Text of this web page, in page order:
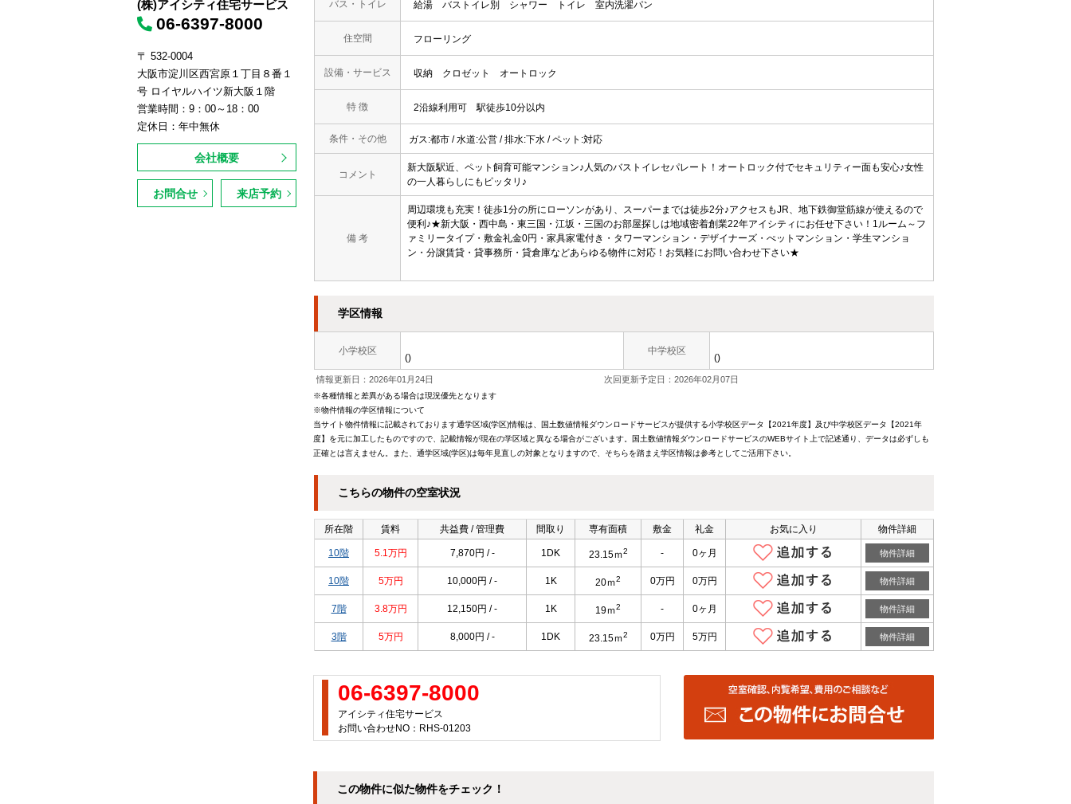
バス・トイレ 給湯 バストイレ別 シャワー トイレ 室内洗濯パン
住空間 フローリング
設備・サービス 収納 クロゼット オートロック
特 徴 2沿線利用可 駅徒歩10分以内
条件・その他 ガス:都市 / 水道:公営 / 排水:下水 / ペット:対応
コメント
新大阪駅近、ペット飼育可能マンション♪人気のバストイレセパレート！オートロック付でセキュリティー面も安心♪女性
の一人暮らしにもピッタリ♪
備 考
周辺環境も充実！徒歩1分の所にローソンがあり、スーパーまでは徒歩2分♪アクセスもJR、地下鉄御堂筋線が使えるので
便利♪★新大阪・西中島・東三国・江坂・三国のお部屋探しは地域密着創業22年アイシティにお任せ下さい！1ルーム～フ
ァミリータイプ・敷金礼金0円・家具家電付き・タワーマンション・デザイナーズ・ぺットマンション・学生マンショ
ン・分譲賃貸・貸事務所・貸倉庫などあらゆる物件に対応！お気軽にお問い合わせ下さい★
学区情報
小学校区
()
中学校区
()
情報更新日：2026年01月24日 次回更新予定日：2026年02月07日
※各種情報と差異がある場合は現況優先となります
※物件情報の学区情報について
当サイト物件情報に記載されております通学区域(学区)情報は、国土数値情報ダウンロードサービスが提供する小学校区データ【2021年度】及び中学校区データ【2021年
度】を元に加工したものですので、記載情報が現在の学区域と異なる場合がございます。国土数値情報ダウンロードサービスのWEBサイト上で記述通り、データは必ずしも
正確とは言えません。また、通学区域(学区)は毎年見直しの対象となりますので、そちらを踏まえ学区情報は参考としてご活用下さい。
こちらの物件の空室状況
所在階 賃料 共益費 / 管理費 間取り 専有面積 敷金 礼金 お気に入り 物件詳細
10階 5.1万円 7,870円 / - 1DK 23.15ｍ2 - 0ヶ月 物件詳細
10階 5万円 10,000円 / - 1K 20ｍ2 0万円 0万円 物件詳細
7階 3.8万円 12,150円 / - 1K 19ｍ2 - 0ヶ月 物件詳細
3階 5万円 8,000円 / - 1DK 23.15ｍ2 0万円 5万円 物件詳細
06-6397-8000
アイシティ住宅サービス
お問い合わせNO：RHS-01203
この物件に似た物件をチェック！
(株)アイシティ住宅サービス
06-6397-8000
〒 532-0004
大阪市淀川区西宮原１丁目８番１
号 ロイヤルハイツ新大阪１階
営業時間：9：00～18：00
定休日：年中無休
会社概要
お問合せ 来店予約